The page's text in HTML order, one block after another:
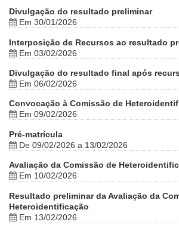
Divulgação do resultado preliminar
Em 30/01/2026
Interposição de Recursos ao resultado
Em 03/02/2026
Divulgação do resultado final após
Em 06/02/2026
Convocação à Comissão de
Em 09/02/2026
Pré-matrícula
De 09/02/2026 a 13/02/2026
Avaliação da Comissão de
Em 10/02/2026
Resultado preliminar da Avaliação da
Heteroidentificação
Em 13/02/2026